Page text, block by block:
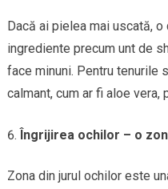
Dacă ai pielea mai uscată,
ingrediente precum unt de
face minuni. Pentru tenurile
calmant, cum ar fi aloe vera,
Îngrijirea ochilor – o
Zona din jurul ochilor este